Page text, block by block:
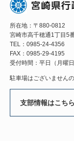
所在地：〒880-0812
宮崎市高千穂通1丁目5
TEL：0985-24-4356
FAX：0985-29-4195
受付時間：平日（月曜
駐車場はございません
支部情報はこちら